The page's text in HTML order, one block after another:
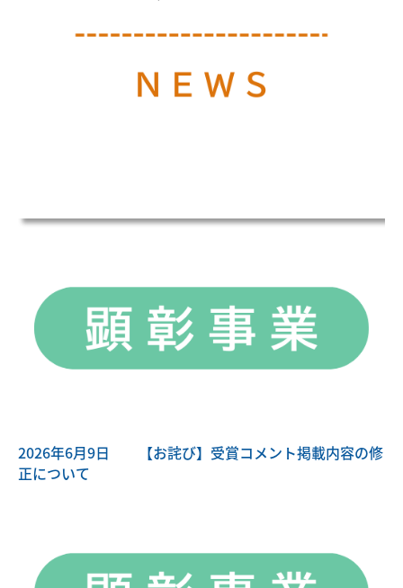
2026年6月9日
【お詫び】受賞コメント掲載内容の修
正について